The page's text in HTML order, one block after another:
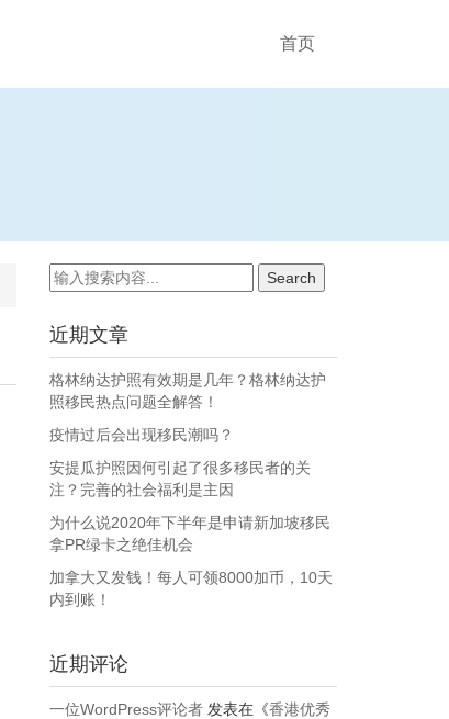
首页
近期文章
格林纳达护照有效期是几年？格林纳达护
照移民热点问题全解答！
疫情过后会出现移民潮吗？
安提瓜护照因何引起了很多移民者的关
注？完善的社会福利是主因
为什么说2020年下半年是申请新加坡移民
拿PR绿卡之绝佳机会
加拿大又发钱！每人可领8000加币，10天
内到账！
近期评论
一位WordPress评论者发表在《香港优秀